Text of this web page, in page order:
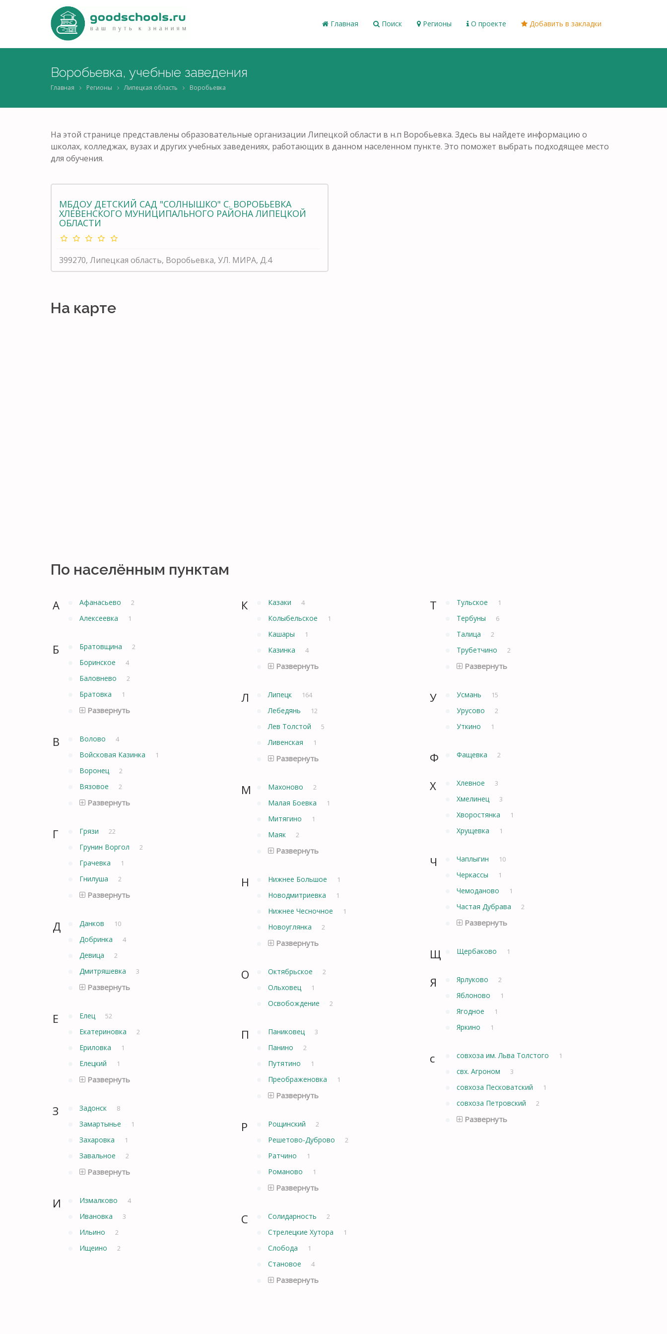
Главная Поиск Регионы О проекте Добавить в закладки
Воробьевка, учебные заведения
Главная Регионы Липецкая область Воробьевка
На этой странице представлены образовательные организации Липецкой области в н.п Воробьевка. Здесь вы найдете информацию о
школах, колледжах, вузах и других учебных заведениях, работающих в данном населенном пункте. Это поможет выбрать подходящее место
для обучения.
МБДОУ ДЕТСКИЙ САД "СОЛНЫШКО" С. ВОРОБЬЕВКА
ХЛЕВЕНСКОГО МУНИЦИПАЛЬНОГО РАЙОНА ЛИПЕЦКОЙ
ОБЛАСТИ
399270, Липецкая область, Воробьевка, УЛ. МИРА, Д.4
На карте
По населённым пунктам
А Афанасьево 2
Алексеевка 1
Б Братовщина 2
Боринское 4
Баловнево 2
Братовка 1
Развернуть
В Волово 4
Войсковая Казинка 1
Воронец 2
Вязовое 2
Развернуть
Г Грязи 22
Грунин Воргол 2
Грачевка 1
Гнилуша 2
Развернуть
Д Данков 10
Добринка 4
Девица 2
Дмитряшевка 3
Развернуть
Е Елец 52
Екатериновка 2
Ериловка 1
Елецкий 1
Развернуть
З Задонск 8
Замартынье 1
Захаровка 1
Завальное 2
Развернуть
И Измалково 4
Ивановка 3
Ильино 2
Ищеино 2
К Казаки 4
Колыбельское 1
Кашары 1
Казинка 4
Развернуть
Л Липецк 164
Лебедянь 12
Лев Толстой 5
Ливенская 1
Развернуть
М Махоново 2
Малая Боевка 1
Митягино 1
Маяк 2
Развернуть
Н Нижнее Большое 1
Новодмитриевка 1
Нижнее Чесночное 1
Новоуглянка 2
Развернуть
О Октябрьское 2
Ольховец 1
Освобождение 2
П Паниковец 3
Панино 2
Путятино 1
Преображеновка 1
Развернуть
Р Рощинский 2
Решетово-Дуброво 2
Ратчино 1
Романово 1
Развернуть
С Солидарность 2
Стрелецкие Хутора 1
Слобода 1
Становое 4
Развернуть
Т Тульское 1
Тербуны 6
Талица 2
Трубетчино 2
Развернуть
У Усмань 15
Урусово 2
Уткино 1
Ф Фащевка 2
Х Хлевное 3
Хмелинец 3
Хворостянка 1
Хрущевка 1
Ч Чаплыгин 10
Черкассы 1
Чемоданово 1
Частая Дубрава 2
Развернуть
Щ Щербаково 1
Я Ярлуково 2
Яблоново 1
Ягодное 1
Яркино 1
с совхоза им. Льва Толстого 1
свх. Агроном 3
совхоза Песковатский 1
совхоза Петровский 2
Развернуть